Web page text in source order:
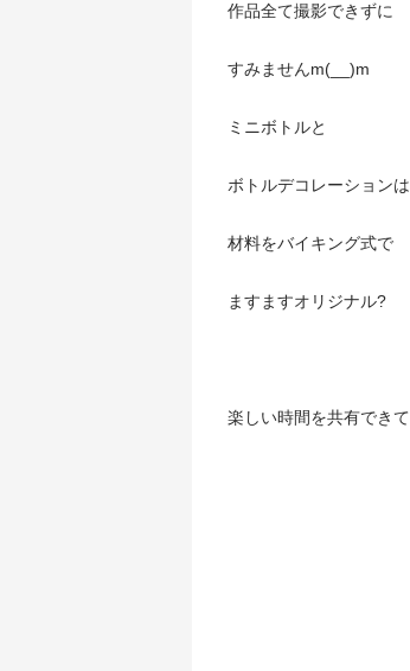
作品全て撮影できずに
すみませんm(__)m
ミニボトルと
ボトルデコレーションは
材料をバイキング式で
ますますオリジナル?
楽しい時間を共有できて